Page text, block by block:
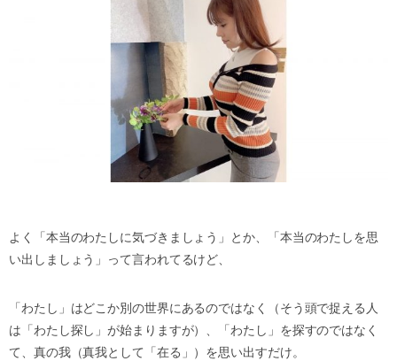
よく「本当のわたしに気づきましょう」とか、「本当のわたしを思
い出しましょう」って言われてるけど、
「わたし」はどこか別の世界にあるのではなく（そう頭で捉える人
は「わたし探し」が始まりますが）、「わたし」を探すのではなく
て、真の我（真我として「在る」）を思い出すだけ。